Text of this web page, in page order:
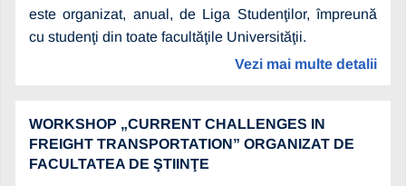
este organizat, anual, de Liga Studenţilor, împreună
cu studenţi din toate facultăţile Universităţii.
Vezi mai multe detalii
WORKSHOP „CURRENT CHALLENGES IN
FREIGHT TRANSPORTATION” ORGANIZAT DE
FACULTATEA DE ŞTIINŢE